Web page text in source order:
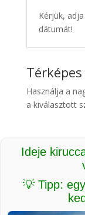
Kérjük,
dátumát!
Használja a
a kiválasztott
Ideje
💡 Tipp: